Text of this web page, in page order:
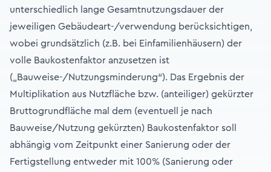
unterschiedlich lange Gesamtnutzungsdauer der
jeweiligen Gebäudeart-/verwendung berücksichtigen,
wobei grundsätzlich (z.B. bei Einfamilienhäusern) der
volle Baukostenfaktor anzusetzen ist
(„Bauweise-/Nutzungsminderung“). Das Ergebnis der
Multiplikation aus Nutzfläche bzw. (anteiliger) gekürzter
Bruttogrundfläche mal dem (eventuell je nach
Bauweise/Nutzung gekürzten) Baukostenfaktor soll
abhängig vom Zeitpunkt einer Sanierung oder der
Fertigstellung entweder mit 100% (Sanierung oder